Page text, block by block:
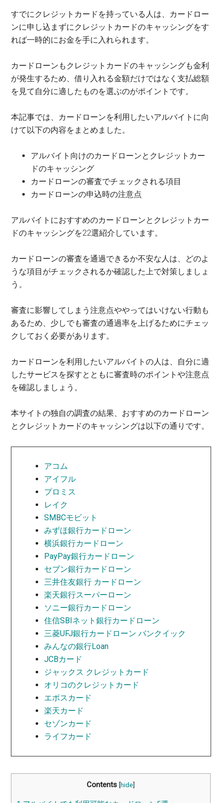
すでにクレジットカードを持っている人は、カードロー
ンに申し込まずにクレジットカードのキャッシングをす
れば一時的にお金を手に入れられます。
カードローンもクレジットカードのキャッシングも金利
が発生するため、借り入れる金額だけではなく支払総額
を見て自分に適したものを選ぶのがポイントです。
本記事では、カードローンを利用したいアルバイトに向
けて以下の内容をまとめました。
アルバイト向けのカードローンとクレジットカー
ドのキャッシング
カードローンの審査でチェックされる項目
カードローンの申込時の注意点
アルバイトにおすすめのカードローンとクレジットカー
ドのキャッシングを22選紹介しています。
カードローンの審査を通過できるか不安な人は、どのよ
うな項目がチェックされるか確認した上で対策しましょ
う。
審査に影響してしまう注意点ややってはいけない行動も
あるため、少しでも審査の通過率を上げるためにチェッ
クしておく必要があります。
カードローンを利用したいアルバイトの人は、自分に適
したサービスを探すとともに審査時のポイントや注意点
を確認しましょう。
本サイトの独自の調査の結果、おすすめのカードローン
とクレジットカードのキャッシングは以下の通りです。
アコム
アイフル
プロミス
レイク
SMBCモビット
みずほ銀行カードローン
横浜銀行カードローン
PayPay銀行カードローン
セブン銀行カードローン
三井住友銀行 カードローン
楽天銀行スーパーローン
ソニー銀行カードローン
住信SBIネット銀行カードローン
三菱UFJ銀行カードローン バンクイック
みんなの銀行Loan
JCBカード
ジャックス クレジットカード
オリコのクレジットカード
エポスカード
楽天カード
セゾンカード
ライフカード
Contents [hide]